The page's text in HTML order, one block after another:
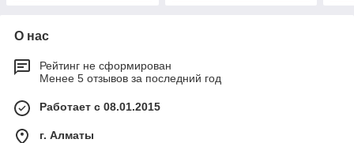
О нас
Рейтинг не сформирован
Менее 5 отзывов за последний год
Работает с 08.01.2015
г. Алматы